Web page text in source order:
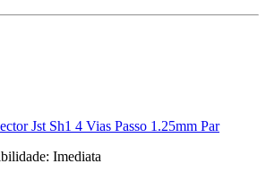
Jst Sh1 4 Vias Passo 1.25mm Par
Imediata